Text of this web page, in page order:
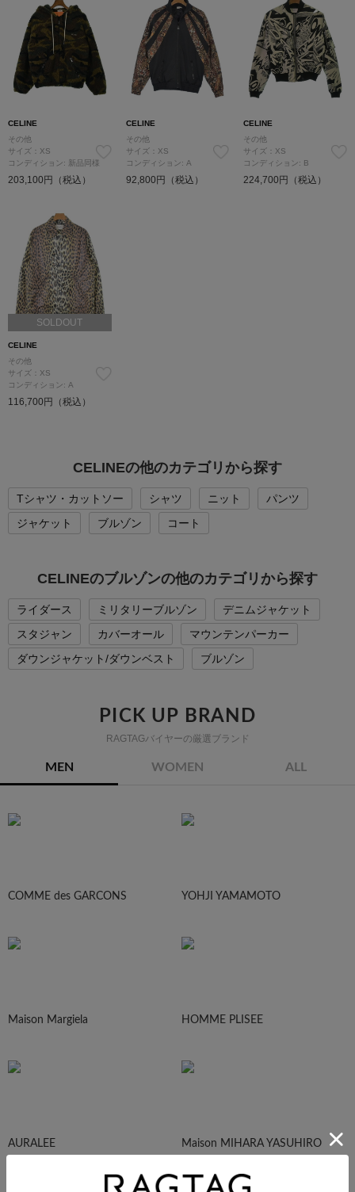
CELINE
その他
サイズ：XS
コンディション: 新品同様
203,100円（税込）
CELINE
その他
サイズ：XS
コンディション: A
92,800円（税込）
CELINE
その他
サイズ：XS
コンディション: B
224,700円（税込）
SOLDOUT
CELINE
その他
サイズ：XS
コンディション: A
116,700円（税込）
CELINEの他のカテゴリから探す
Tシャツ・カットソー シャツ ニット
パンツ
ジャケット
ブルゾン コート
CELINEのブルゾンの他のカテゴリから探す
ライダース ミリタリーブルゾン
デニムジャケット
スタジャン
カバーオール
マウンテンパーカー
ダウンジャケット/ダウンベスト
ブルゾン
PICK UP BRAND
RAGTAGバイヤーの厳選ブランド
MEN WOMEN ALL
COMME des GARCONS YOHJI YAMAMOTO
Maison Margiela HOMME PLISEE
AURALEE Maison MIHARA YASUHIRO